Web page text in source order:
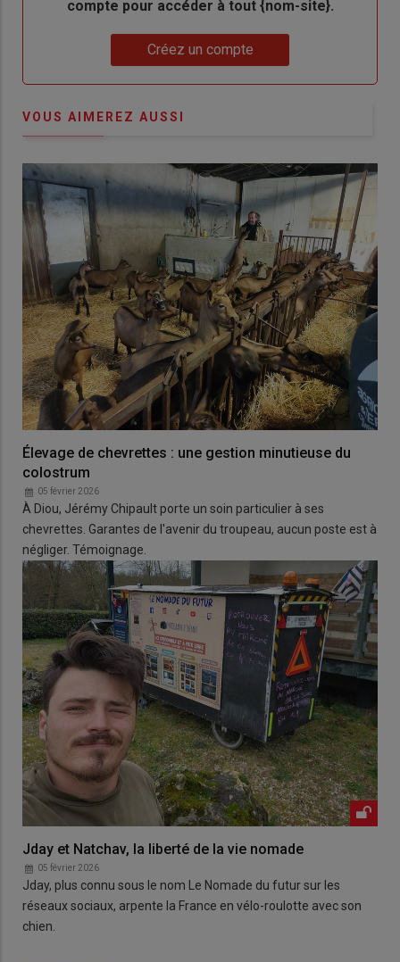
compte pour accéder à tout {nom-site}.
Créez un compte
VOUS AIMEREZ AUSSI
Élevage de chevrettes : une gestion minutieuse du
colostrum
05 février 2026
À Diou, Jérémy Chipault porte un soin particulier à ses
chevrettes. Garantes de l'avenir du troupeau, aucun poste est à
négliger. Témoignage.
Jday et Natchav, la liberté de la vie nomade
05 février 2026
Jday, plus connu sous le nom Le Nomade du futur sur les
réseaux sociaux, arpente la France en vélo-roulotte avec son
chien.